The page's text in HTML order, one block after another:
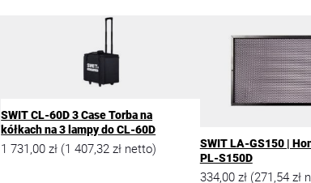
l
m
SWIT CL-60D 3 Case Torba na
kółkach na 3 lampy do CL-60D
1 731,00zł (1 407,32zł netto)
SWIT LA-GS150 |
PL-S150D
334,00 zł (271,54 zł